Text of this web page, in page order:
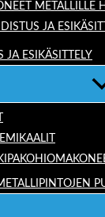
METALLILLE
JA
JA ESIKÄSITTELY